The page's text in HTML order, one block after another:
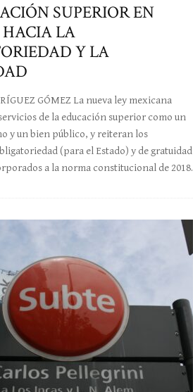
SUPERIOR EN
LA
Y LA
GÓMEZ La nueva ley mexicana
de la educación superior como un
y un bien público, y reiteran los
(para el Estado) y de gratuidad
a la norma constitucional de 2018.